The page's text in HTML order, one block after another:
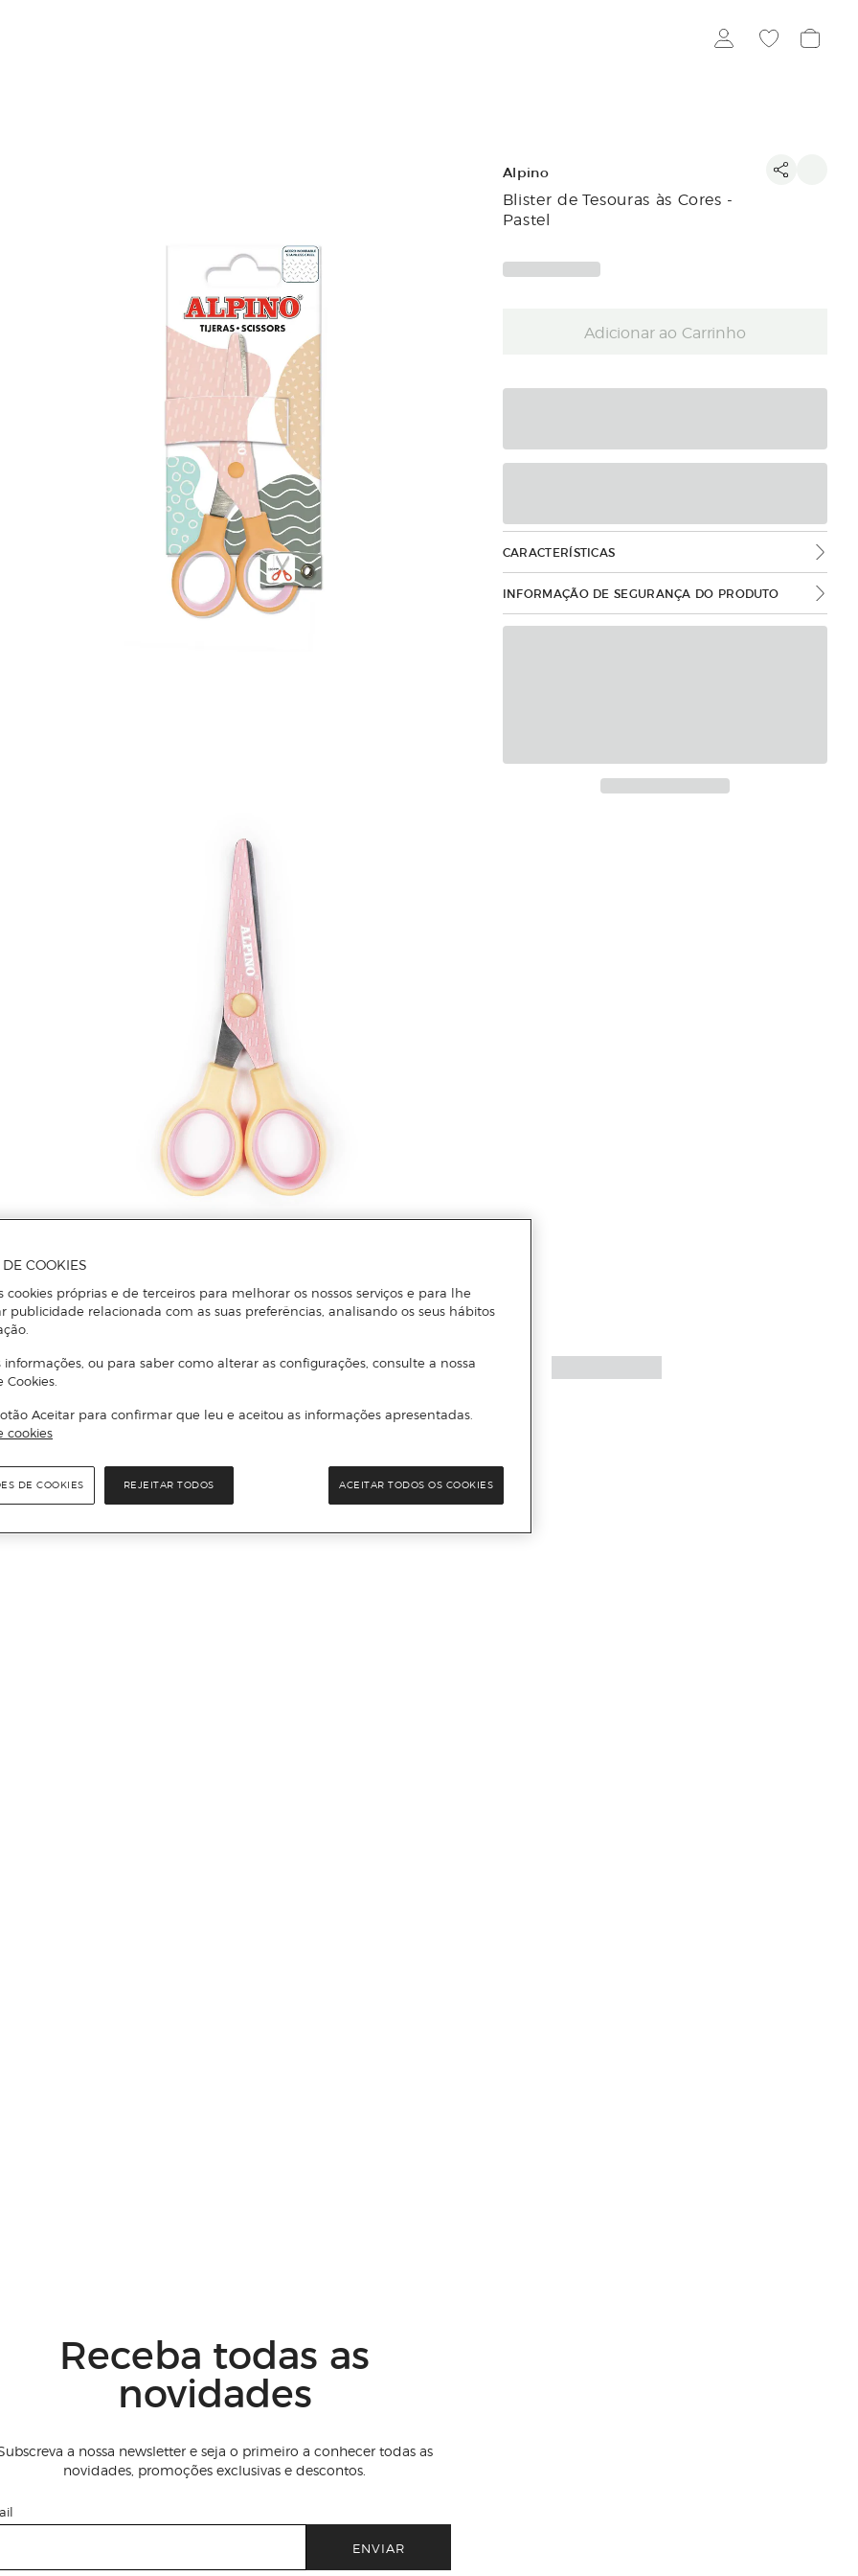
Alpino
Blister de Tesouras às Cores -
Pastel
Adicionar ao Carrinho
CARACTERÍSTICAS
INFORMAÇÃO DE SEGURANÇA DO PRODUTO
Receba todas as
novidades
a nossa newsletter e seja o primeiro a conhecer todas as
novidades, promoções exclusivas e descontos.
ENVIAR
COOKIES
cookies próprias e de terceiros para melhorar os nossos serviços e para lhe
publicidade relacionada com as suas preferências, analisando os seus hábitos
informações, ou para saber como alterar as configurações, consulte a nossa
Cookies.
Aceitar para confirmar que leu e aceitou as informações apresentadas.
cookies
REJEITAR TODOS ACEITAR TODOS OS COOKIES
DE COOKIES